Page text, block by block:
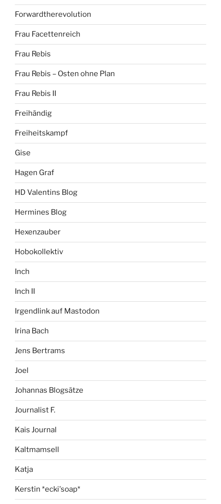
Forwardtherevolution
Frau Facettenreich
Frau Rebis
Frau Rebis – Osten ohne Plan
Frau Rebis II
Freihändig
Freiheitskampf
Gise
Hagen Graf
HD Valentins Blog
Hermines Blog
Hexenzauber
Hobokollektiv
Inch
Inch II
Irgendlink auf Mastodon
Irina Bach
Jens Bertrams
Joel
Johannas Blogsätze
Journalist F.
Kais Journal
Kaltmamsell
Katja
Kerstin *ecki'soap*